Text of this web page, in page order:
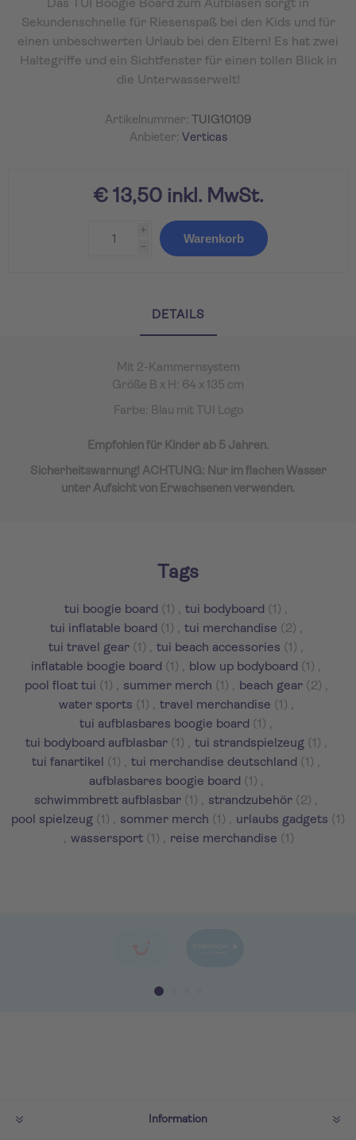
Das TUI Boogie Board zum Aufblasen sorgt in
Sekundenschnelle für Riesenspaß bei den Kids und für
einen unbeschwerten Urlaub bei den Eltern! Es hat zwei
Haltegriffe und ein Sichtfenster für einen tollen Blick in
die Unterwasserwelt!
Artikelnummer: TUIG10109
Anbieter: Verticas
€ 13,50 inkl. MwSt.
i
h
Warenkorb
DETAILS
Mit 2-Kammernsystem
Größe B x H: 64 x 135 cm
Farbe: Blau mit TUI Logo
Empfohlen für Kinder ab 5 Jahren.
Sicherheitswarnung! ACHTUNG: Nur im flachen Wasser
unter Aufsicht von Erwachsenen verwenden.
Tags
tui boogie board (1) , tui bodyboard (1) ,
tui inflatable board (1) , tui merchandise (2) ,
tui travel gear (1) , tui beach accessories (1) ,
inflatable boogie board (1) , blow up bodyboard (1) ,
pool float tui (1) , summer merch (1) , beach gear (2) ,
water sports (1) , travel merchandise (1) ,
tui aufblasbares boogie board (1) ,
tui bodyboard aufblasbar (1) , tui strandspielzeug (1) ,
tui fanartikel
(1) , tui merchandise deutschland (1) ,
aufblasbares boogie board (1) ,
schwimmbrett aufblasbar (1) , strandzubehör (2) ,
pool spielzeug (1) , sommer merch (1) , urlaubs gadgets (1)
, wassersport (1) , reise merchandise (1)
Information